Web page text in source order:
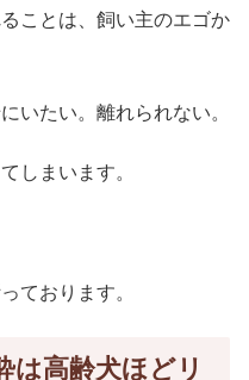
ことは、飼い主のエゴか
いたい。離れられない。
しまいます。
ております。
は高齢犬ほどリ